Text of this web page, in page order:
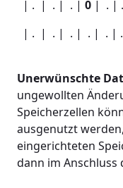
| . | . | . | 0 | . |
| . | . | . | . | . |
Unerwünschte
ungewollten
Speicherzellen
ausgenutzt
eingerichteten
dann im Anschluss